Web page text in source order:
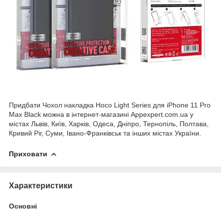
Придбати Чохол накладка Hoco Light Series для iPhone 11 Pro
Max Black можна в інтернет-магазині Appexpert.com.ua у
містах Львів, Київ, Харків, Одеса, Дніпро, Тернопіль, Полтава,
Кривий Ріг, Суми, Івано-Франківськ та інших містах України.
Приховати
Характеристики
Основні